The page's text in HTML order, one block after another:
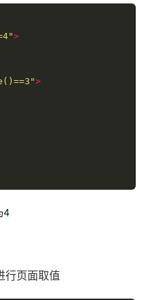
>
>
行页面取值